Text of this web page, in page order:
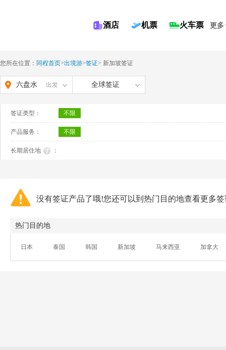
酒店 机票 火车票 更多
您所在位置： 同程首页>出境游>签证> 新加坡签证
六盘水 出发 全球签证
签证类型： 不限
产品服务： 不限
长期居住地 ：
没有签证产品了哦!您还可以到热门目的地查看更多
热门目的地
日本 泰国 韩国 新加坡 马来西亚 加拿大